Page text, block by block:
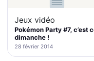
Jeux vidéo
Pokémon Party #7, c’est
dimanche !
28 février 2014